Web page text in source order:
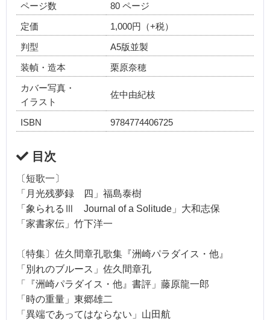
ページ数 80 ページ
定価 1,000円（+税）
判型 A5版並製
装幀・造本 栗原奈穂
カバー写真・
イラスト
佐中由紀枝
ISBN 9784774406725
目次
〔短歌一〕
「月光残夢録 四」福島泰樹
「象られるⅢ Journal of a Solitude」大和志保
「家書家伝」竹下洋一
〔特集〕佐久間章孔歌集『洲崎パラダイス・他』
「別れのブルース」佐久間章孔
「『洲崎パラダイス・他』書評」藤原龍一郎
「時の重量」東郷雄二
「異端であってはならない」山田航